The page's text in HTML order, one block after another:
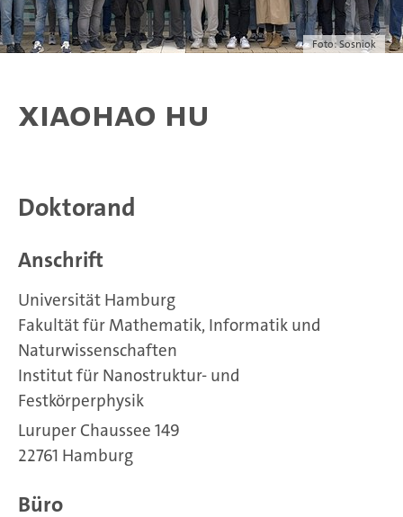
Foto: Sosniok
Xiaohao Hu
Doktorand
Anschrift
Universität Hamburg
Fakultät für Mathematik, Informatik und
Naturwissenschaften
Institut für Nanostruktur- und
Festkörperphysik
Luruper Chaussee 149
22761 Hamburg
Büro